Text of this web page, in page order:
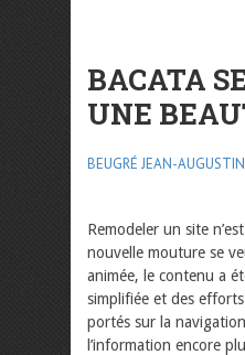
BACATA
UNE
BEUGRÉ JEAN-AUGUSTIN
Remodeler un site
nouvelle mouture se
animée, le contenu a
simplifiée et des
portés sur la
l’information encore